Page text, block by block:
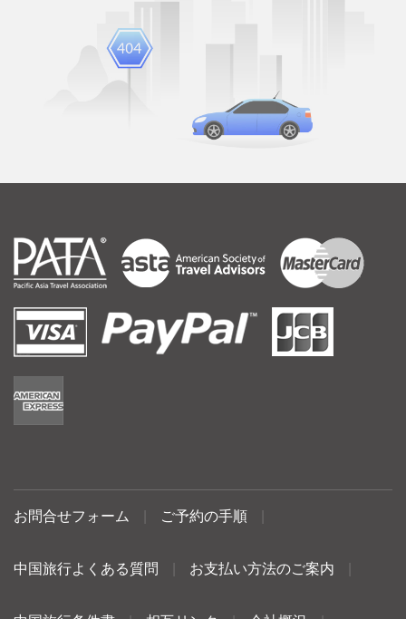
お問合せフォーム ご予約の手順
中国旅行よくある質問 お支払い方法のご案内